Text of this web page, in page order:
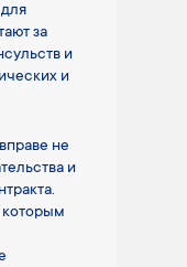
за
и
и
не
и